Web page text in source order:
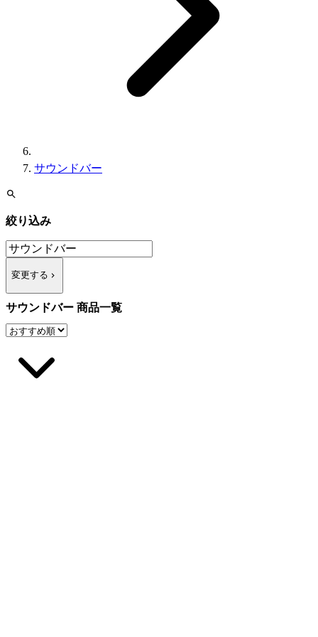
サウンドバー
絞り込み
変更する
サウンドバー 商品一覧